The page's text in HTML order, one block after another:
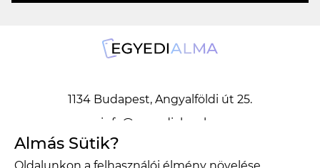
1134 Budapest, Angyalföldi út 25.
info@egyedialma.hu
Almás Sütik?